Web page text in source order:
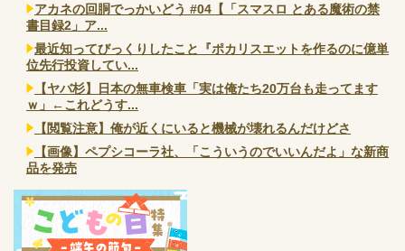
アカネの回胴でっかいどう #04【「スマスロ とある魔術の禁
書目録2」ア...
最近知ってびっくりしたこと『ポカリスエットを作るのに億単
位先行投資してい...
【ヤバ杉】日本の無車検車「実は俺たち20万台も走ってます
ｗ」←これどうす...
【閲覧注意】俺が近くにいると機械が壊れるんだけどさ
【画像】ペプシコーラ社、「こういうのでいいんだよ」な新商
品を発売